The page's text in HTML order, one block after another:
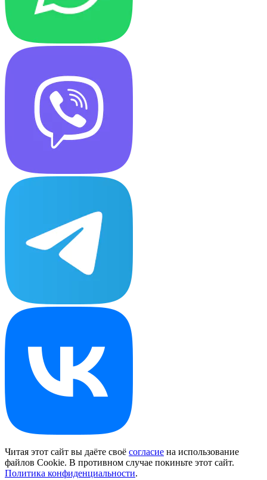
Читая этот сайт вы даёте своё согласие на использование
файлов Cookie. В противном случае покиньте этот сайт.
Политика конфиденциальности.